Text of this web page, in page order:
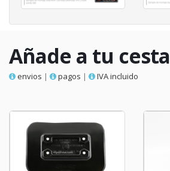
Añade a tu cesta
envios | pagos | IVA incluido